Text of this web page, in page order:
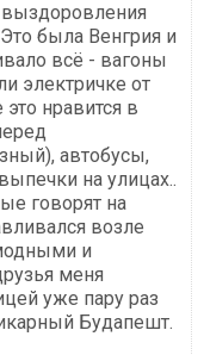
выздоровления
была Венгрия и
всё - вагоны
электричке от
нравится в
автобусы,
на улицах..
говорят на
возле
и
меня
уже пару раз
Будапешт.